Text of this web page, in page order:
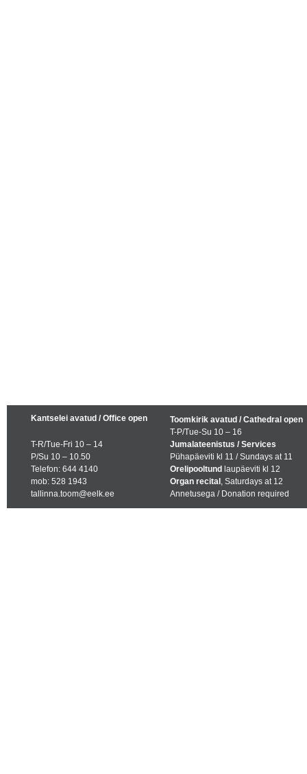
Kantselei avatud / Office open
T-R/Tue-Fri 10 – 14
P/Su 10 – 10.50
Telefon: 644 4140
mob: 528 1943
tallinna.toom@eelk.ee
Toomkirik avatud / Cathedral open
T-P/Tue-Su 10 – 16
Jumalateenistus / Services
Pühapäeviti kl 11 / Sundays at 11
Orelipooltund laupäeviti kl 12
Organ recital , Saturdays at 12
Annetusega / Donation required